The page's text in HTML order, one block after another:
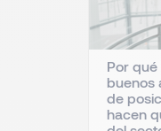
Por
buenos
de
hacen